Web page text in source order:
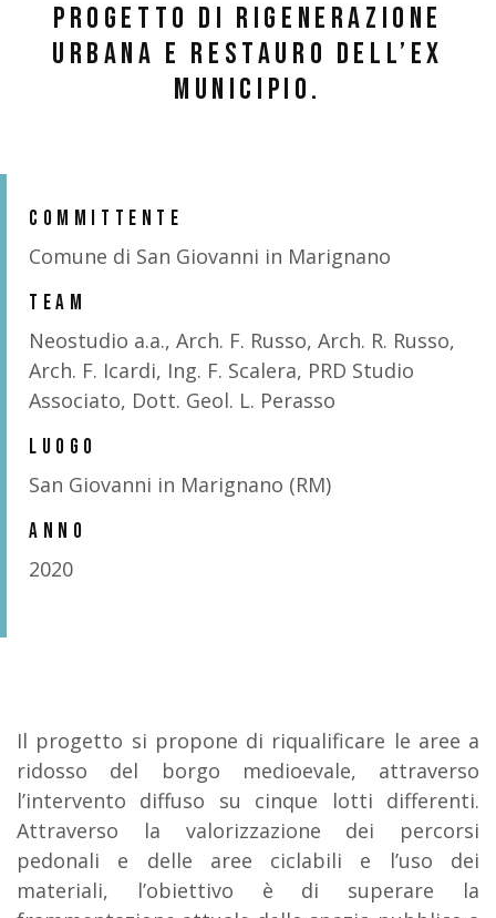
Progetto di rigenerazione
urbana e restauro dell’ex
municipio.
COMMITTENTE
Comune di San Giovanni in Marignano
TEAM
Neostudio a.a., Arch. F. Russo, Arch. R. Russo,
Arch. F. Icardi, Ing. F. Scalera, PRD Studio
Associato, Dott. Geol. L. Perasso
LUOGO
San Giovanni in Marignano (RM)
ANNO
2020
Il progetto si propone di riqualificare le aree a
ridosso del borgo medioevale, attraverso
l’intervento diffuso su cinque lotti differenti.
Attraverso la valorizzazione dei percorsi
pedonali e delle aree ciclabili e l’uso dei
materiali, l’obiettivo è di superare la